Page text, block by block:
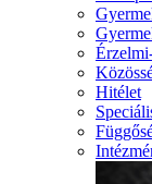
Hitélet